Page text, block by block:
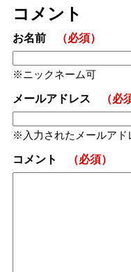
コメント
お名前 （必須）
ニックネーム可
メールアドレス （必
入力されたメールア
コメント （必須）